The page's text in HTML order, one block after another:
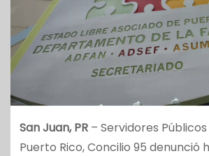
San Juan, PR– Servidores Públicos
Puerto Rico, Concilio 95 denunció